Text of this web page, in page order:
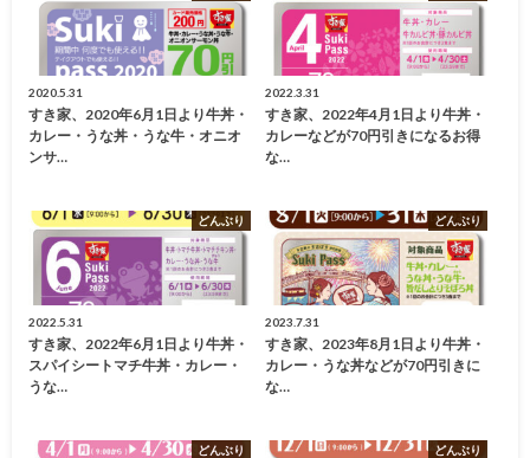
2020.5.31
すき家、2020年6月1日より牛丼・
カレー・うな丼・うな牛・オニオ
ンサ…
2022.3.31
すき家、2022年4月1日より牛丼・
カレーなどが70円引きになるお得
な…
どんぶり
2022.5.31
すき家、2022年6月1日より牛丼・
スパイシートマチ牛丼・カレー・
うな…
どんぶり
2023.7.31
すき家、2023年8月1日より牛丼・
カレー・うな丼などが70円引きに
な…
どんぶり どんぶり